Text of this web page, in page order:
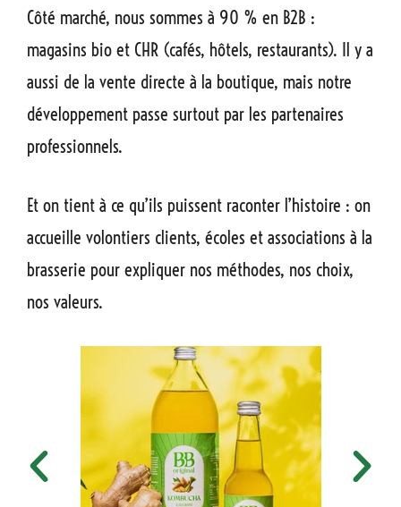
Côté marché, nous sommes à 90 % en B2B :
magasins bio et CHR (cafés, hôtels, restaurants). Il y a
aussi de la vente directe à la boutique, mais notre
développement passe surtout par les partenaires
professionnels.
Et on tient à ce qu’ils puissent raconter l’histoire : on
accueille volontiers clients, écoles et associations à la
brasserie pour expliquer nos méthodes, nos choix,
nos valeurs.